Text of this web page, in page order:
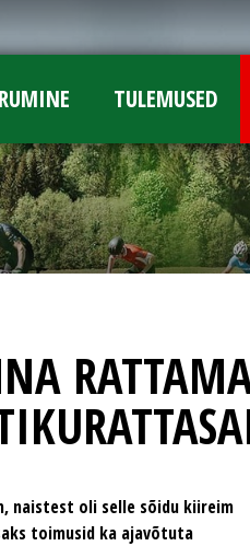
TULEMUSED
naistest oli selle sõidu kiireim
toimusid ka ajavõtuta